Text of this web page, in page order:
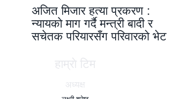
अजित मिजार हत्या प्रकरण :
न्यायको माग गर्दै मन्त्री बादी र
सचेतक परियारसँग परिवारको भेट
हाम्राे टिम
अध्यक्ष